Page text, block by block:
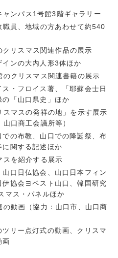
ンパス1号館3階ギャラリー
職員、地域の方あわせて約540
リスマス関連作品の展示
インの大内人形3体ほか
クリスマス関連書籍の展示
ス・フロイス著、「耶蘇会士日
の「山口県史」ほか
マスの発祥の地」を示す展示
山口商工会議所等）
での布教、山口での降誕祭、布
に関する記述ほか
を紹介する展示
山口日仏協会、山口日本フィン
伊協会ヨベスト山口、韓国研究
マス・パネルほか
動画（協力：山口市、山口商
ツリー点灯式の動画、クリスマ
画